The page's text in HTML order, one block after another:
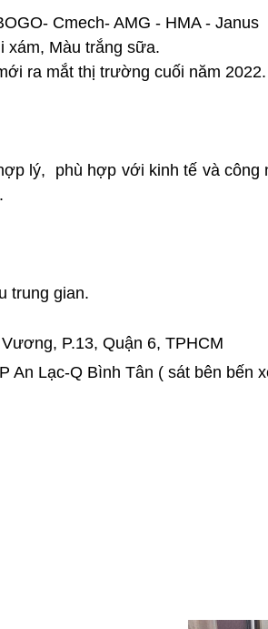
Cmech- AMG - HMA - Janus
xám, Màu trắng sữa.
ra mắt thị trường cuối năm 2022.
lý, phù hợp với kinh tế và công
trung gian.
P.13, Quận 6, TPHCM
An Lạc-Q Bình Tân ( sát bên bến